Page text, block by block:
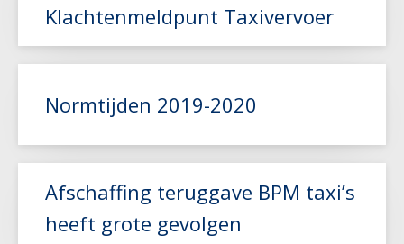
Klachtenmeldpunt Taxivervoer
Normtijden 2019-2020
Lees meer
Afschaffing teruggave BPM taxi’s
heeft grote gevolgen